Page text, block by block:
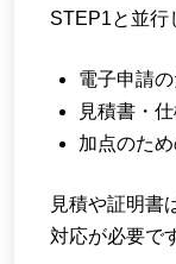
STEP1と並行
電子申請
見積書・
加点のた
見積や証明書
対応が必要で